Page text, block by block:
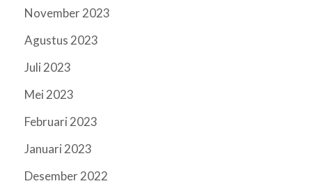
November 2023
Agustus 2023
Juli 2023
Mei 2023
Februari 2023
Januari 2023
Desember 2022